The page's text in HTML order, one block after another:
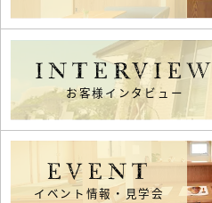
INTERVIEW
お客様インタビュー
EVENT
イベント情報・見学会